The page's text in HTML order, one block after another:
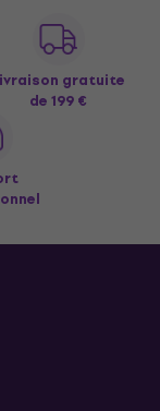
gratuite
de 199 €